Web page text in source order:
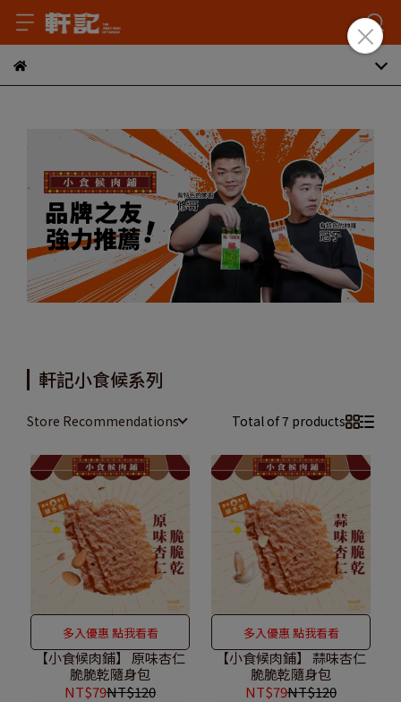
軒記小食候系列
Store Recommendations Total of 7 products
多入優惠 點我看看
【小食候肉鋪】 原味杏仁
脆脆乾隨身包
NT$79NT$120
多入優惠 點我看看
【小食候肉鋪】 蒜味杏仁
脆脆乾隨身包
NT$79NT$120